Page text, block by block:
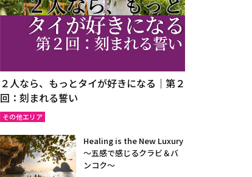
２人なら、もっとタイが好きになる｜第２
回：刻まれる誓い
その他エリア
Healing is the New Luxury
～五感で感じるクラビ＆バ
ンコク～